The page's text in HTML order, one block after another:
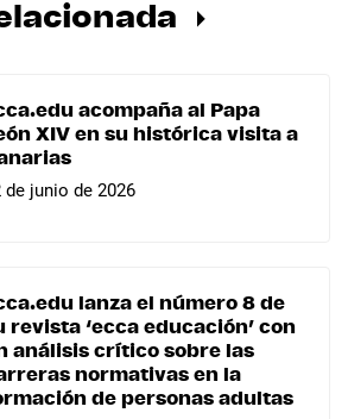
acompaña al Papa
XIV en su histórica visita a
de junio de 2026
lanza el número 8 de
revista ‘ecca educación’ con
análisis crítico sobre las
normativas en la
de personas adultas